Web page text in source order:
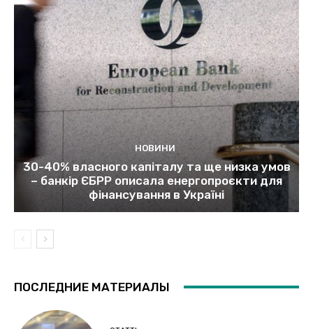
НОВИНИ
30-40% власного капіталу та ще низка умов
– банкір ЄБРР описала енергопроєкти для
фінансування в Україні
ПОСЛЕДНИЕ МАТЕРИАЛЫ